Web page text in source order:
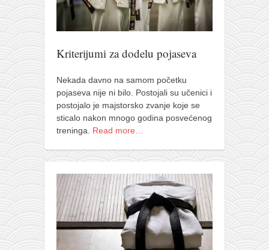
Kriterijumi za dodelu pojaseva
Nekada davno na samom početku
pojaseva nije ni bilo. Postojali su učenici i
postojalo je majstorsko zvanje koje se
sticalo nakon mnogo godina posvećenog
treninga. Read more…